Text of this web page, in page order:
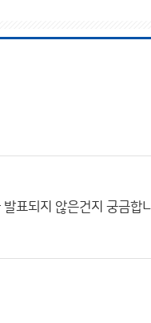
표되지 않은건지 궁금합